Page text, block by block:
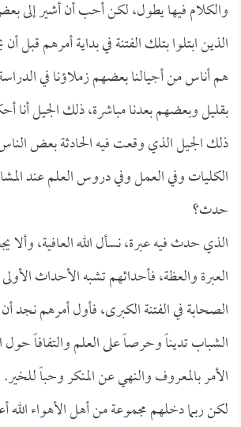
والكلام فيها يطول، لكن أحب أن أشير إلى
الذين ابتلوا بتلك الفتنة في بداية أمرهم قبل
هم أناس من أجيالنا بعضهم زملاؤنا في
بقليل وبعضهم بعدنا مباشرة، ذلك الجيل أنا
ذلك الجيل الذي وقعت فيه الحادثة بعض
الكليات وفي العمل وفي دروس العلم عند
حدث؟
الذي حدث فيه عبرة، نسأل الله العافية، وألا
العبرة والعظة، فأحداثهم تشبه الأحداث
الصحابة في الفتنة الكبرى، فأول أمرهم نجد
الشباب تديناً وحرصاً على العلم والتفافاً
الأمر بالمعروف والنهي عن المنكر وحباً للخير.
لكن ربما دخلهم مجموعة من أهل الأهواء الله